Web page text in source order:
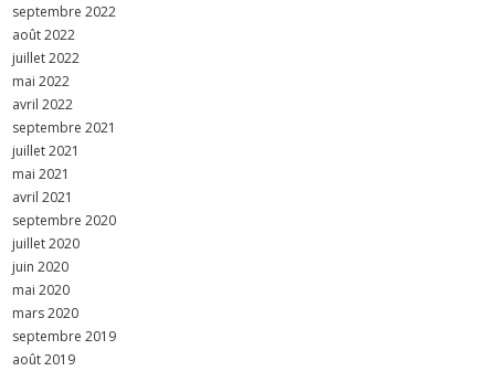
septembre 2022
août 2022
juillet 2022
mai 2022
avril 2022
septembre 2021
juillet 2021
mai 2021
avril 2021
septembre 2020
juillet 2020
juin 2020
mai 2020
mars 2020
septembre 2019
août 2019